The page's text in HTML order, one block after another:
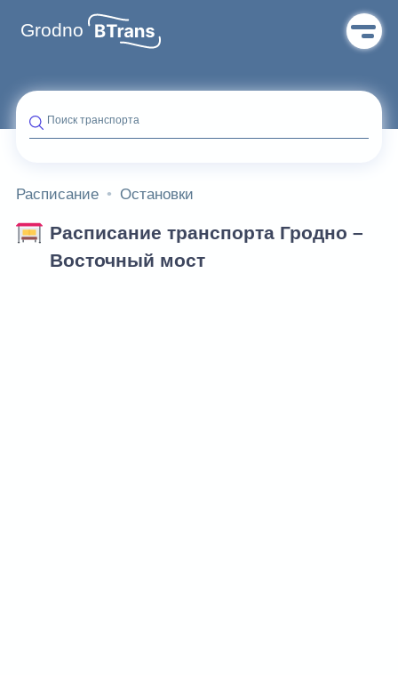
Grodno
Поиск транспорта
Расписание Остановки
Расписание транспорта Гродно –
Восточный мост